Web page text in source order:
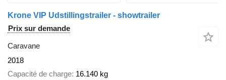
Krone VIP Udstillingstrailer - showtrailer
Prix sur demande
Caravane
2018
Capacité de charge 16.140 kg